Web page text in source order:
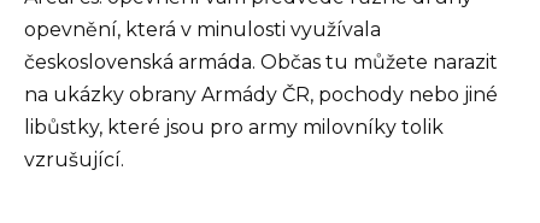
opevnění, která v minulosti využívala
československá armáda. Občas tu můžete narazit
na ukázky obrany Armády ČR, pochody nebo jiné
libůstky, které jsou pro army milovníky tolik
vzrušující.